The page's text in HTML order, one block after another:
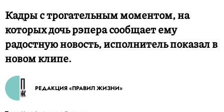
Кадры с трогательным моментом, на
которых дочь рэпера сообщает ему
радостную новость, исполнитель показал в
новом клипе.
РЕДАКЦИЯ «ПРАВИЛ ЖИЗНИ»